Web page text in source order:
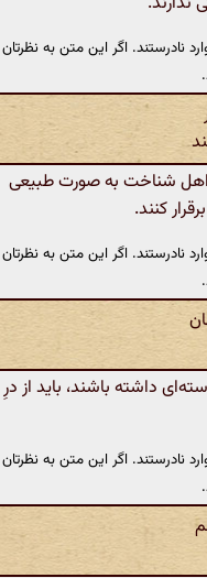
نادرستند. اگر این متن به نظرتان
شناخت به صورت طبیعی
کنند.
نادرستند. اگر این متن به نظرتان
داشته باشند، باید از درِ
نادرستند. اگر این متن به نظرتان